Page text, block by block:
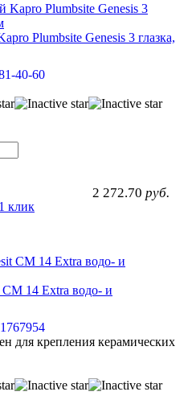
Plumbsite Genesis 3 глазка,
40-60
2 272.70 руб.
клик
14 Extra водо- и
1767954
для крепления керамических